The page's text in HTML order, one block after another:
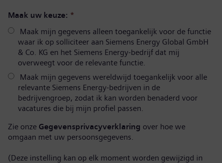
Maak uw keuze: *
Maak mijn gegevens alleen toegankelijk voor de functie
waar ik op solliciteer aan Siemens Energy Global GmbH
& Co. KG en het Siemens Energy-bedrijf dat mij
overweegt voor de relevante functie.
Maak mijn gegevens wereldwijd toegankelijk voor alle
relevante Siemens Energy-bedrijven in de
bedrijvengroep, zodat ik kan worden benaderd voor
vacatures die bij mijn profiel passen.
Zie onze Gegevensprivacyverklaring over hoe we
omgaan met uw persoonsgegevens.
(Deze instelling kan op elk moment worden gewijzigd in